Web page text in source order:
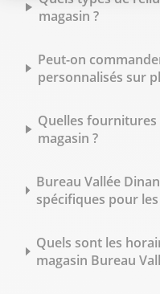
magasin ?
Peut-on
personnalisés sur
Quelles
magasin ?
Bureau Vallée
spécifiques pour
Quels sont les
magasin Bureau